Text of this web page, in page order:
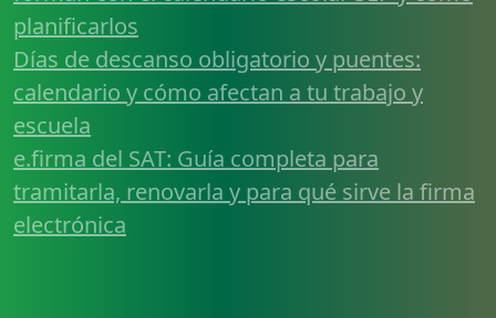
planificarlos
Días de descanso obligatorio y puentes:
calendario y cómo afectan a tu trabajo y
escuela
e.firma del SAT: Guía completa para
tramitarla, renovarla y para qué sirve la firma
electrónica